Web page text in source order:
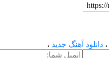
، دانلود آهنگ جدید ،